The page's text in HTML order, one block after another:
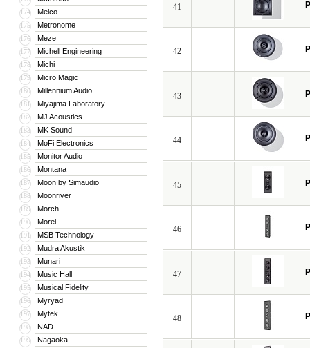
174 Melco
175 Metronome
176 Meze
177 Michell Engineering
178 Michi
179 Micro Magic
180 Millennium Audio
181 Miyajima Laboratory
182 MJ Acoustics
183 MK Sound
184 MoFi Electronics
185 Monitor Audio
186 Montana
187 Moon by Simaudio
188 Moonriver
189 Morch
190 Morel
191 MSB Technology
192 Mudra Akustik
193 Munari
194 Music Hall
195 Musical Fidelity
196 Myryad
197 Mytek
198 NAD
199 Nagaoka
41
42
43
44
45
46
47
48